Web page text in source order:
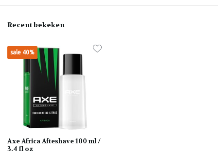
Recent bekeken
sale 40%
Axe Africa Afteshave 100 ml /
3.4 fl oz